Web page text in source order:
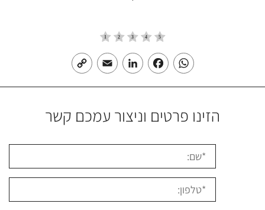
WhatsApp
Facebook
LinkedIn
Email
הזינו פרטים וניצור עמכם קשר